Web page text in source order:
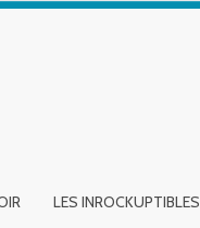
LES INROCKUPTIBLES